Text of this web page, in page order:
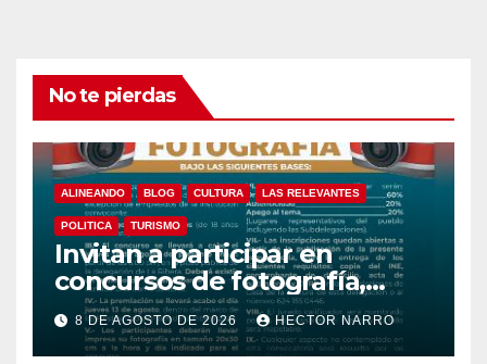
No te pierdas
ALINEANDO BLOG CULTURA LAS RELEVANTES
POLITICA TURISMO
Invitan a participar en
concursos de fotografía,
canto y pintura de las Fiestas
Tradicionales La Ribera 2026
8 DE AGOSTO DE 2026 HECTOR NARRO